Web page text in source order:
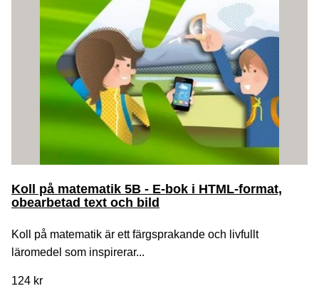
Koll på matematik 5B - E-bok i HTML-format,
obearbetad text och bild
Koll på matematik är ett färgsprakande och livfullt
läromedel som inspirerar...
124 kr